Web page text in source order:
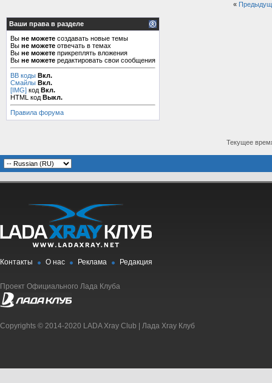
«
Ваши права в разделе
Вы не можете создавать новые темы
Вы не можете отвечать в темах
Вы не можете прикреплять вложения
Вы не можете редактировать свои сообщения
BB коды Вкл.
Смайлы Вкл.
[IMG] код Вкл.
HTML код Выкл.
Правила форума
Текущее
Контакты О нас Реклама Редакция
Проект Официального Лада Клуба
Copyrights © 2014-2020 LADA Xray Club | Лада Xray Клуб